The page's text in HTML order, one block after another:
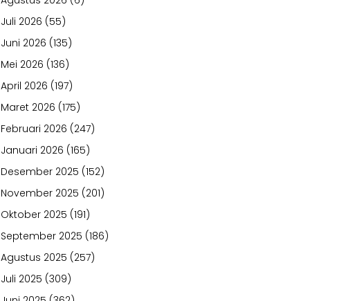
Juli 2026 (55)
Juni 2026 (135)
Mei 2026 (136)
April 2026 (197)
Maret 2026 (175)
Februari 2026 (247)
Januari 2026 (165)
Desember 2025 (152)
November 2025 (201)
Oktober 2025 (191)
September 2025 (186)
Agustus 2025 (257)
Juli 2025 (309)